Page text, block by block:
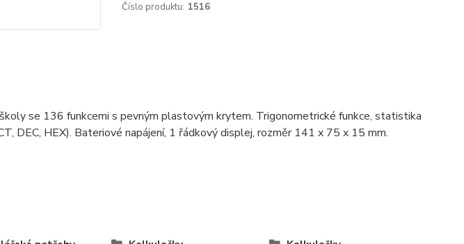
Číslo produktu: 1516
se 136 funkcemi s pevným plastovým krytem. Trigonometrické funkce, statistika
DEC, HEX). Bateriové napájení, 1 řádkový displej, rozměr 141 x 75 x 15 mm.